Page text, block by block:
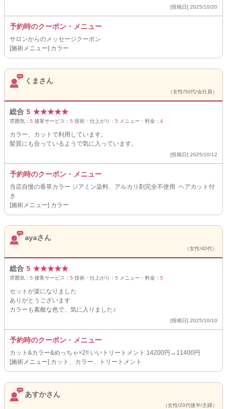
[投稿日] 2025/10/20
予約時のクーポン・メニュー
サロンからのメッセージクーポン
[施術メニュー] カラー
くまさん
（女性/50代/会社員）
総合 5 ★★★★★
雰囲気： 5 接客サービス： 5 技術・仕上がり： 5 メニュー・料金： 4
カラー、カットで利用しています。
髪質にも合っているようで気に入っています。
[投稿日] 2025/10/12
予約時のクーポン・メニュー
当店自慢の香草カラー ジアミン染料、アルカリ剤完全不使用 ヘアカット付
き
[施術メニュー] カラー
ayaさん
（女性/40代）
総合 5 ★★★★★
雰囲気： 5 接客サービス： 5 技術・仕上がり： 5 メニュー・料金： 5
セットが楽になりました
ありがとうございます
カラーも素敵な色で、気に入りました♪
[投稿日] 2025/10/10
予約時のクーポン・メニュー
カット&カラー&めっちゃ×2!! いいトリートメント 14200円→11400円
[施術メニュー] カット、カラー、トリートメント
あすかさん
（女性/20代後半/主婦）